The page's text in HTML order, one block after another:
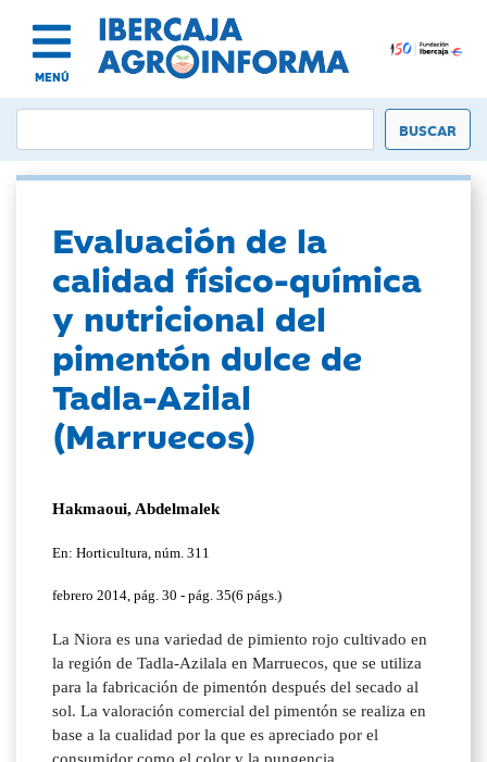
MENÚ
Evaluación de la
calidad físico-química
y nutricional del
pimentón dulce de
Tadla-Azilal
(Marruecos)
Hakmaoui, Abdelmalek
En: Horticultura, núm. 311
febrero 2014, pág. 30 - pág. 35(6 págs.)
La Niora es una variedad de pimiento rojo cultivado en
la región de Tadla-Azilala en Marruecos, que se utiliza
para la fabricación de pimentón después del secado al
sol. La valoración comercial del pimentón se realiza en
base a la cualidad por la que es apreciado por el